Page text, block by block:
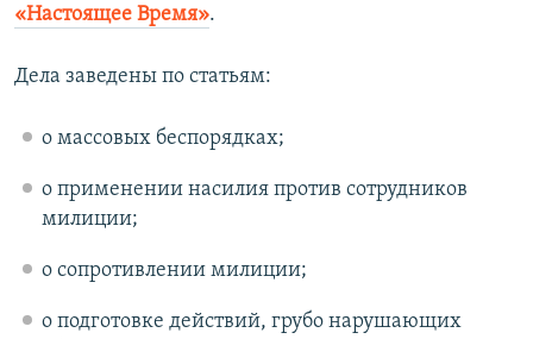
«Настоящее Время».
Дела заведены по статьям:
о массовых беспорядках;
о применении насилия против сотрудников
милиции;
о сопротивлении милиции;
о подготовке действий, грубо нарушающих